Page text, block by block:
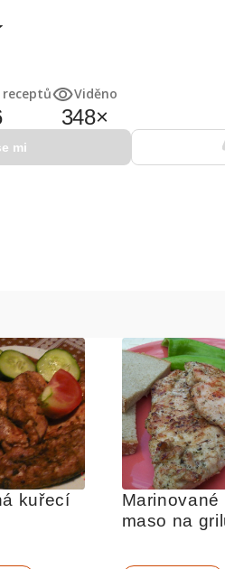
receptů Viděno
348×
mi
kuřecí
Marinované
maso na